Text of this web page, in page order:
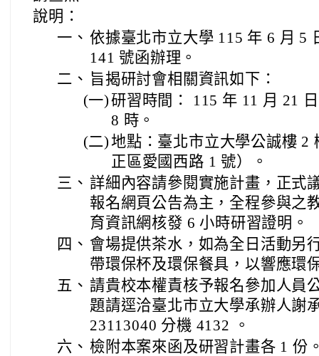
說明：
一、 依據臺北市立大學 115 年 6 月 5
141 號函辦理。
二、 旨揭研討會相關資訊如下：
(一)研習時間： 115 年 11 月 21
8 時。
(二)地點：臺北市立大學公誠樓 2
正區愛國西路 1 號）。
三、 詳細內容請參閱實施計畫，正式
報名網頁公告為主，全程參與之
育資訊網核發 6 小時研習證明。
四、 會場提供茶水，如為全日活動另
帶環保杯及環保餐具，以響應環
五、 請貴校本權責核予報名參加人員
題請逕洽臺北市立大學承辦人謝
23113040 分機 4132 。
六、 檢附本案來函及研習計畫各 1 份